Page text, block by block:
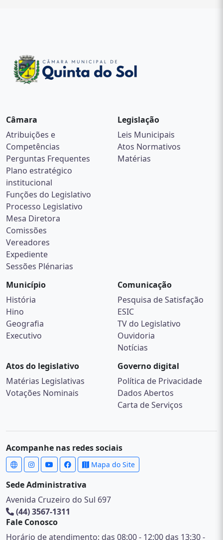
Câmara
Atribuições e
Competências
Perguntas Frequentes
Plano estratégico
institucional
Funções do Legislativo
Processo Legislativo
Mesa Diretora
Comissões
Vereadores
Expediente
Sessões Plénarias
Legislação
Leis Municipais
Atos Normativos
Matérias
Município
História
Hino
Geografia
Executivo
Comunicação
Pesquisa de Satisfação
ESIC
TV do Legislativo
Ouvidoria
Notícias
Atos do legislativo
Matérias Legislativas
Votações Nominais
Governo digital
Política de Privacidade
Dados Abertos
Carta de Serviços
Acompanhe nas redes sociais
Mapa do Site
Sede Administrativa
Avenida Cruzeiro do Sul 697
(44) 3567-1311
Fale Conosco
Horário de atendimento: das 08:00 - 12:00 das 13:30 -